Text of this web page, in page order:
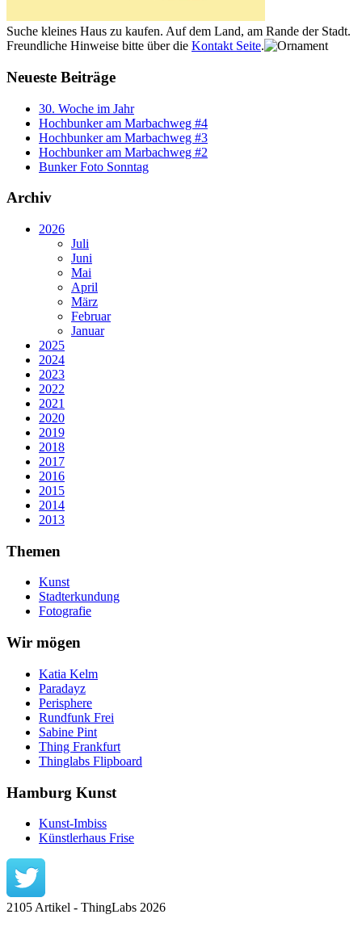
Suche kleines Haus zu kaufen. Auf dem Land, am Rande der Stadt.
Freundliche Hinweise bitte über die Kontakt Seite.
Neueste Beiträge
30. Woche im Jahr
Hochbunker am Marbachweg #4
Hochbunker am Marbachweg #3
Hochbunker am Marbachweg #2
Bunker Foto Sonntag
Archiv
2026
Juli
Juni
Mai
April
März
Februar
Januar
2025
2024
2023
2022
2021
2020
2019
2018
2017
2016
2015
2014
2013
Themen
Kunst
Stadterkundung
Fotografie
Wir mögen
Katia Kelm
Paradayz
Perisphere
Rundfunk Frei
Sabine Pint
Thing Frankfurt
Thinglabs Flipboard
Hamburg Kunst
Kunst-Imbiss
Künstlerhaus Frise
2105 Artikel - ThingLabs 2026